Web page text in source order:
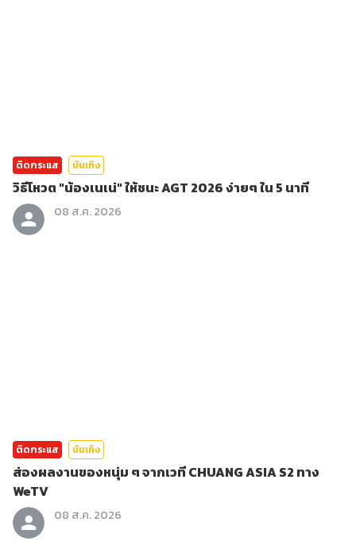
ติดกระแส บันเทิง
วิธีโหวต "น้องเนเน่" ให้ชนะ AGT 2026 ง่ายๆ ใน 5 นาที
08 ส.ค. 2026
ติดกระแส บันเทิง
ส่องผลงานของหนุ่ม ๆ จากเวที CHUANG ASIA S2 ทาง
WeTV
08 ส.ค. 2026